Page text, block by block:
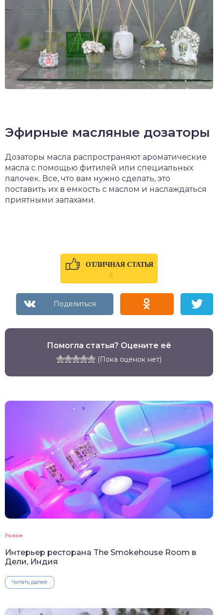
Эфирные масляные дозаторы
Дозаторы масла распространяют ароматические
масла с помощью фитилей или специальных
палочек. Все, что вам нужно сделать, это
поставить их в емкость с маслом и наслаждаться
приятными запахами.
ОТЛИЧНАЯ СТАТЬЯ
0
Помогла статья? Оцените её
(Пока оценок нет)
Разное
Интерьер ресторана The Smokehouse Room в
Дели, Индия
Читать далее